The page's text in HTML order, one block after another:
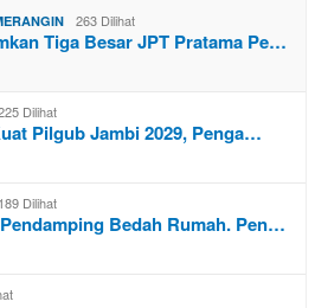
263 Dilihat
Tiga Besar JPT Pratama Pe…
Dilihat
Pilgub Jambi 2029, Penga…
189 Dilihat
Bedah Rumah. Pen…